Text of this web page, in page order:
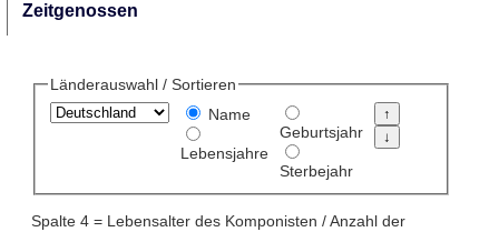
Zeitgenossen
Länderauswahl / Sortieren
Name
Lebensjahre
Geburtsjahr
Sterbejahr
Spalte 4 = Lebensalter des Komponisten / Anzahl der